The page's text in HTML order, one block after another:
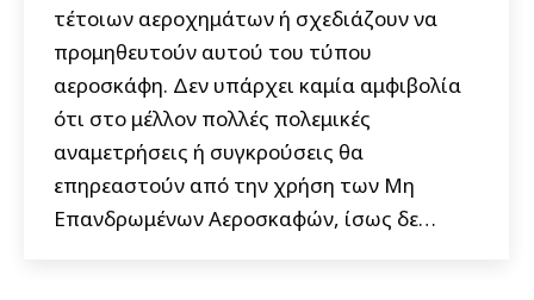
τέτοιων αεροχημάτων ή σχεδιάζουν να
προμηθευτούν αυτού του τύπου
αεροσκάφη. Δεν υπάρχει καμία αμφιβολία
ότι στο μέλλον πολλές πολεμικές
αναμετρήσεις ή συγκρούσεις θα
επηρεαστούν από την χρήση των Μη
Επανδρωμένων Αεροσκαφών, ίσως δε…